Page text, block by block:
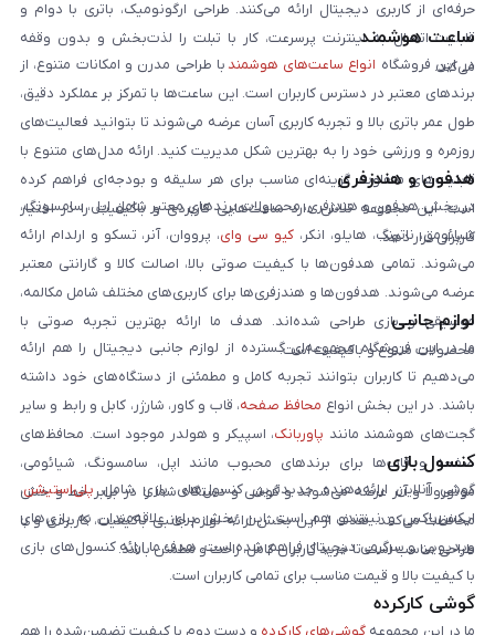
حرفه‌ای از کاربری دیجیتال ارائه می‌کنند. طراحی ارگونومیک، باتری با دوام و
قابلیت اتصال به اینترنت پرسرعت، کار با تبلت را لذت‌بخش و بدون وقفه
می‌کند.
ساعت هوشمند
در این فروشگاه انواع ساعت‌های هوشمند با طراحی مدرن و امکانات متنوع، از
برندهای معتبر در دسترس کاربران است. این ساعت‌ها با تمرکز بر عملکرد دقیق،
طول عمر باتری بالا و تجربه کاربری آسان عرضه می‌شوند تا بتوانید فعالیت‌های
روزمره و ورزشی خود را به بهترین شکل مدیریت کنید. ارائه مدل‌های متنوع با
قابلیت‌های متفاوت، گزینه‌ای مناسب برای هر سلیقه و بودجه‌ای فراهم کرده
است. این مجموعه تلاش دارد ساعت‌هایی کاربردی و باکیفیت را در اختیار
کاربران قرار دهد.
هدفون و هندزفری
در بخش هدفون و هندزفری، محصولات برندهای معتبر شامل اپل، سامسونگ،
شیائومی، ناتینگ، هایلو، انکر، کیو سی وای، پرووان، آنر، تسکو و ارلدام ارائه
می‌شوند. تمامی هدفون‌ها با کیفیت صوتی بالا، اصالت کالا و گارانتی معتبر
عرضه می‌شوند. هدفون‌ها و هندزفری‌ها برای کاربری‌های مختلف شامل مکالمه،
موسیقی و بازی طراحی شده‌اند. هدف ما ارائه بهترین تجربه صوتی با
محصولات متنوع و باکیفیت است.
لوازم جانبی
ما در این فروشگاه مجموعه‌ای گسترده از لوازم جانبی دیجیتال را هم ارائه
می‌دهیم تا کاربران بتوانند تجربه کامل و مطمئنی از دستگاه‌های خود داشته
باشند. در این بخش انواع محافظ صفحه، قاب و کاور، شارژر، کابل و رابط و سایر
گجت‌های هوشمند مانند پاوربانک، اسپیکر و هولدر موجود است. محافظ‌های
صفحه و قاب‌ها برای برندهای محبوب مانند اپل، سامسونگ، شیائومی،
موتورولا و آنر عرضه می‌شوند و گوشی و دستگاه شما را در برابر خط و خش
محافظت می‌کنند. هدف از این بخش ارائه لوازم جانبی باکیفیت، کاربردی و با
طراحی مناسب است تا خرید کاربران کامل، راحت و مطمئن باشد.
کنسول بازی
گوشی آنلاین ارائه‌دهنده جدیدترین کنسول‌های بازی شامل پلی‌استیشن،
ایکس‌باکس و نینتندو هم است. این بخش برای علاقه‌مندان به بازی‌های
ویدیویی و سرگرمی دیجیتال فراهم شده است. هدف ما ارائه کنسول‌های بازی
با کیفیت بالا و قیمت مناسب برای تمامی کاربران است.
گوشی کارکرده
ما در این مجموعه گوشی‌های کارکرده و دست دوم با کیفیت تضمین‌شده را هم